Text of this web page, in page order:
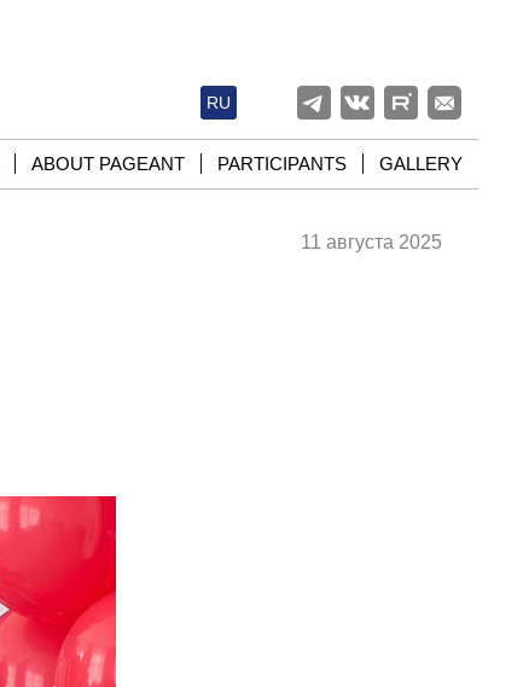
RU
ABOUT PAGEANT PARTICIPANTS GALLERY
11 августа 2025